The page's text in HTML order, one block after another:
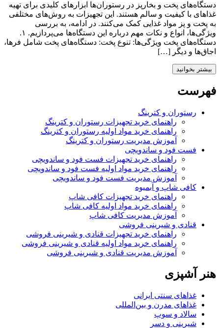
دستگاه‌های پخت و بخارپز در رستوران‌ها ابزارهای کلیدی برای تهیه
غذاهای با کیفیت و سالم هستند. این تجهیزات به روش‌های مختلفی
به پخت و پز مواد غذایی کمک می‌کنند. در ادامه، به بررسی
ویژگی‌ها، انواع و نکات مهم درباره این دستگاه‌ها می‌پردازیم. ۱.
دستگاه‌های پخت ویژگی‌ها: تنوع پخت: دستگاه‌های پخت شامل فرها،
اجاق‌ها و دیگر […]
بیشتر بخوانید
فهرست
رستوران و کترینگ
راهنمای خرید تجهیزات رستوران و کترینگ
راهنمای خرید مواد اولیه رستوران و کترینگ
آموزش مدیریت رستوران و کترینگ
فست فود و ساندویچی
راهنمای خرید تجهیزات فست فود و ساندویچی
راهنمای خرید مواد اولیه فست فود و ساندویچی
آموزش مدیریت فست فود و ساندویچی
کافی شاپ و آبمیوه
راهنمای خرید تجهیزات کافی شاپ
راهنمای خرید مواد اولیه کافی‌ شاپ‌
آموزش مدیریت کافی شاپ
قنادی و شیرینی فروشی
راهنمای خرید تجهیزات قنادی و شیرینی فروشی
راهنمای خرید مواد اولیه قنادی و شیرینی فروشی
آموزش مدیریت قنادی و شیرینی فروشی
هنر آشپزی
غذاهای سنتی ایرانی
غذاهای مدرن و بین‌المللی
سالاد و سوپ
شیرینی و دسر